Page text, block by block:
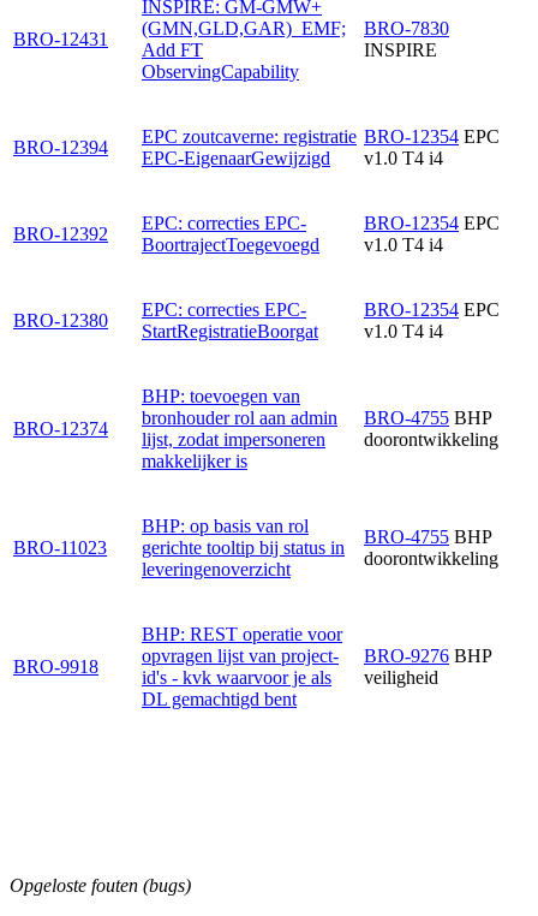
BRO-12431
INSPIRE: GM-GMW+
(GMN,GLD,GAR)_EMF;
Add FT
ObservingCapability
BRO-7830
INSPIRE
BRO-12394
EPC zoutcaverne: registratie
EPC-EigenaarGewijzigd
BRO-12354 EPC
v1.0 T4 i4
BRO-12392
EPC: correcties EPC-
BoortrajectToegevoegd
BRO-12354 EPC
v1.0 T4 i4
BRO-12380
EPC: correcties EPC-
StartRegistratieBoorgat
BRO-12354 EPC
v1.0 T4 i4
BRO-12374
BHP: toevoegen van
bronhouder rol aan admin
lijst, zodat impersoneren
makkelijker is
BRO-4755 BHP
doorontwikkeling
BRO-11023
BHP: op basis van rol
gerichte tooltip bij status in
leveringenoverzicht
BRO-4755 BHP
doorontwikkeling
BRO-9918
BHP: REST operatie voor
opvragen lijst van project-
id's - kvk waarvoor je als
DL gemachtigd bent
BRO-9276 BHP
veiligheid
Opgeloste fouten (bugs)